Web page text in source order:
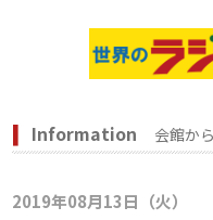
Information 会館か
2019年08月13日（火）